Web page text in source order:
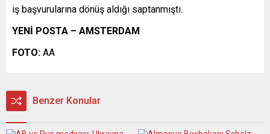
iş başvurularına dönüş aldığı saptanmıştı.
YENİ POSTA – AMSTERDAM
FOTO: AA
Benzer Konular